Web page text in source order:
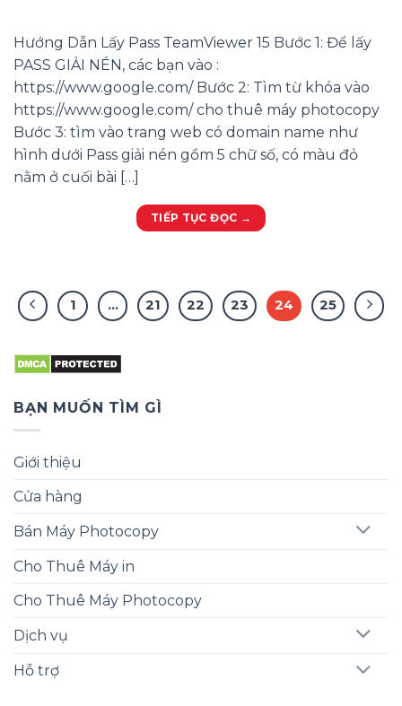
Hướng Dẫn Lấy Pass TeamViewer 15 Bước 1: Để lấy
PASS GIẢI NÉN, các bạn vào :
https://www.google.com/ Bước 2: Tìm từ khóa vào
https://www.google.com/ cho thuê máy photocopy
Bước 3: tìm vào trang web có domain name như
hình dưới Pass giải nén gồm 5 chữ số, có màu đỏ
nằm ở cuối bài […]
TIẾP TỤC ĐỌC →
1 … 21 22 23 24 25
BẠN MUỐN TÌM GÌ
Giới thiệu
Cửa hàng
Bán Máy Photocopy
Cho Thuê Máy in
Cho Thuê Máy Photocopy
Dịch vụ
Hỗ trợ